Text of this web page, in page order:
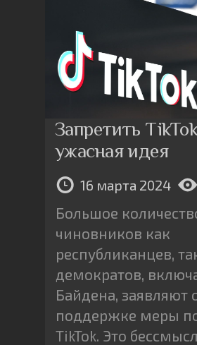
Запретить
ужасная идея
16 марта 2024
Большое
чиновников как
республиканцев,
демократов,
Байдена, заявляют
поддержке меры
TikTok. Это